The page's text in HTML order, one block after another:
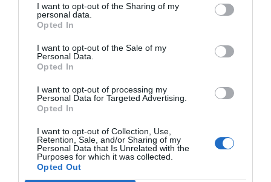
I want to opt-out of the Sharing of my
personal data.
Opted In
I want to opt-out of the Sale of my
Personal Data.
Opted In
I want to opt-out of processing my
Personal Data for Targeted Advertising.
Opted In
I want to opt-out of Collection, Use,
Retention, Sale, and/or Sharing of my
Personal Data that Is Unrelated with the
Purposes for which it was collected.
Opted Out
Αλέξης Κούγιας: Παραιτήθηκε από την ΠΑΕ Ολυμπιακός –